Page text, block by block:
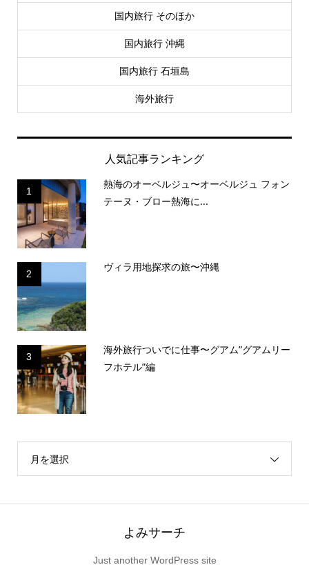
国内旅行 そのほか
国内旅行 沖縄
国内旅行 石垣島
海外旅行
人気記事ランキング
1
熱海のオーベルジュ〜オーベルジュ フォン
テーヌ・ブロー熱海に...
2
ヴィラ用地探求の旅〜沖縄
3
海外旅行ついでに仕事〜グアム”グアムリー
フホテル”編
月を選択
よみサーチ
Just another WordPress site